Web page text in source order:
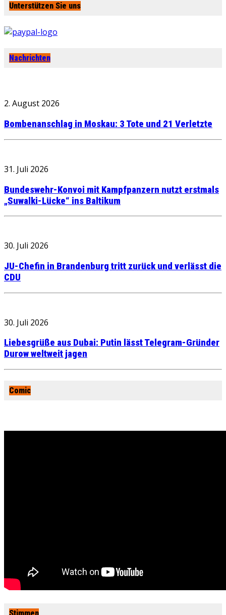
Unterstützen Sie uns
Nachrichten
2. August 2026
Bombenanschlag in Moskau: 3 Tote und 21 Verletzte
31. Juli 2026
Bundeswehr-Konvoi mit Kampfpanzern nutzt erstmals
„Suwalki-Lücke“ ins Baltikum
30. Juli 2026
JU-Chefin in Brandenburg tritt zurück und verlässt die
CDU
30. Juli 2026
Liebesgrüße aus Dubai: Putin lässt Telegram-Gründer
Durow weltweit jagen
Comic